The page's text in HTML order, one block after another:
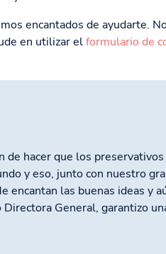
encantados de ayudarte.
en utilizar elformulario de
de hacer que los
y eso, junto con nuestro
encantan las buenas ideas y
Directora General, garantizo